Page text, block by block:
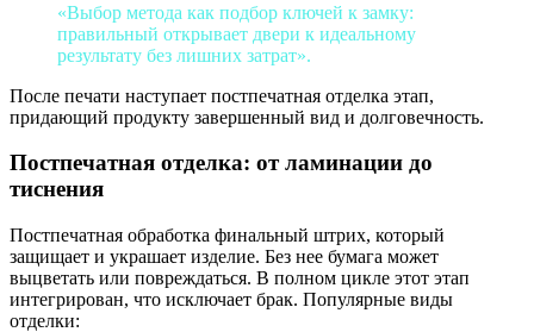
«Выбор метода как подбор ключей к замку:
правильный открывает двери к идеальному
результату без лишних затрат».
После печати наступает постпечатная отделка этап,
придающий продукту завершенный вид и долговечность.
Постпечатная отделка: от ламинации до
тиснения
Постпечатная обработка финальный штрих, который
защищает и украшает изделие. Без нее бумага может
выцветать или повреждаться. В полном цикле этот этап
интегрирован, что исключает брак. Популярные виды
отделки: